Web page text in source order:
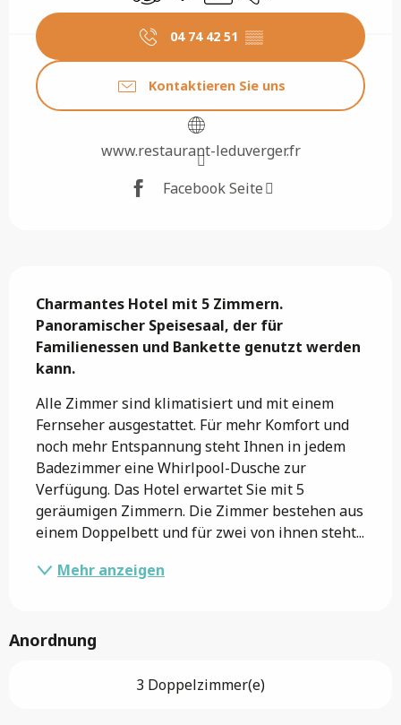
04 74 42 51 ▒▒
Kontaktieren Sie uns
www.restaurant-leduverger.fr
Facebook Seite
Charmantes Hotel mit 5 Zimmern.
Panoramischer Speisesaal, der für
Familienessen und Bankette genutzt werden
kann.
Alle Zimmer sind klimatisiert und mit einem
Fernseher ausgestattet. Für mehr Komfort und
noch mehr Entspannung steht Ihnen in jedem
Badezimmer eine Whirlpool-Dusche zur
Verfügung. Das Hotel erwartet Sie mit 5
geräumigen Zimmern. Die Zimmer bestehen aus
einem Doppelbett und für zwei von ihnen steht...
Mehr anzeigen
Anordnung
3 Doppelzimmer(e)